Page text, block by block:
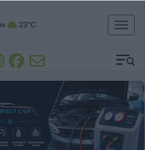
23°C
Toggle